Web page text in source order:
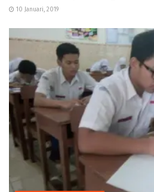
10 Januari, 2019